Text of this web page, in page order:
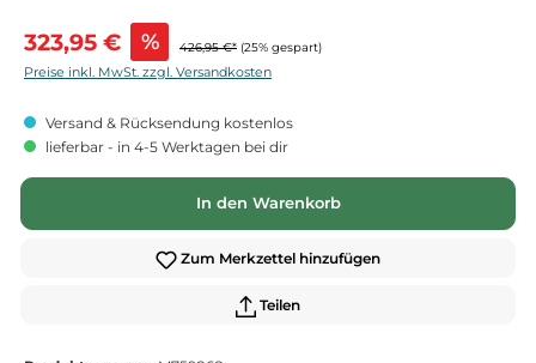
Verkaufspreis:
323,95 € % 426,95 €* (25% gespart)
Preise inkl. MwSt. zzgl. Versandkosten
Versand & Rücksendung kostenlos
lieferbar - in 4-5 Werktagen bei dir
In den Warenkorb
Zum Merkzettel hinzufügen
Teilen